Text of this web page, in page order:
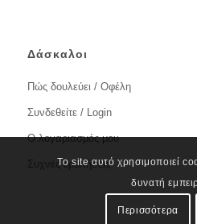
Δάσκαλοι
Πώς δουλεύει / Οφέλη
Συνδεθείτε / Login
Ο λογαριασμός μου
Συχνές ερωτήσεις
Το site αυτό χρησιμοποιεί
δυνατή
Περισσότερα